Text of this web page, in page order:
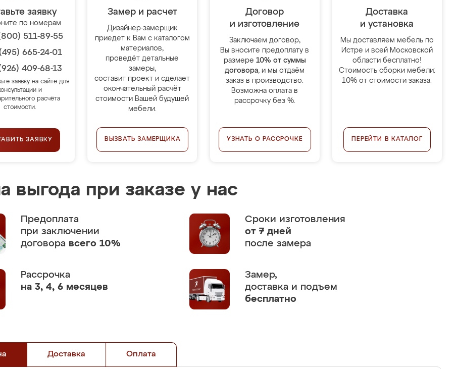
заявку
по номерам
511-89-55
665-24-01
409-68-13
заявку на сайте для
и
расчёта
стоимости.
ЗАЯВКУ
Замер и расчет
Дизайнер-замерщик
приедет к Вам с каталогом
материалов,
проведёт детальные
замеры,
составит проект и сделает
окончательный расчёт
стоимости Вашей будущей
мебели.
ВЫЗВАТЬ ЗАМЕРЩИКА
Договор
и изготовление
Заключаем договор,
Вы вносите предоплату в
размере 10% от суммы
договора, и мы отдаём
заказ в производство.
Возможна оплата в
рассрочку без %.
УЗНАТЬ О РАССРОЧКЕ
Доставка
и установка
Мы доставляем мебель по
Истре и всей Московской
области бесплатно!
Стоимость сборки мебели:
10% от стоимости заказа.
ПЕРЕЙТИ В КАТАЛОГ
выгода при заказе у нас
Предоплата
при заключении
договора всего 10%
Сроки изготовления
от 7 дней
после замера
Рассрочка
на 3, 4, 6 месяцев
Замер,
доставка и подъем
бесплатно
Доставка Оплата